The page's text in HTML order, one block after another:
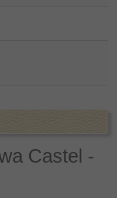
Castel -